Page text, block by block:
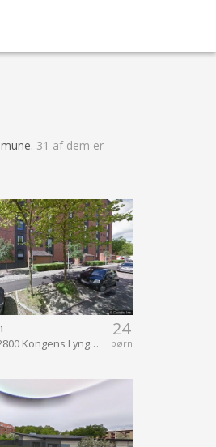
31 af dem er
24
børn
Vinkelvej 10A, 2800 Kongens Lyngby